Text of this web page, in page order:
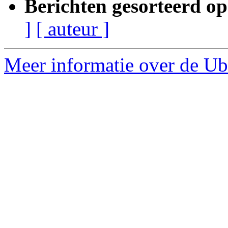
Berichten gesorteerd
] [ auteur ]
Meer informatie over de